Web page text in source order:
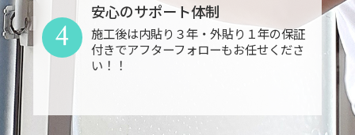
安心のサポート体制
施工後は内貼り３年・外貼り１年の保証
付きでアフターフォローもお任せくださ
い！！
4